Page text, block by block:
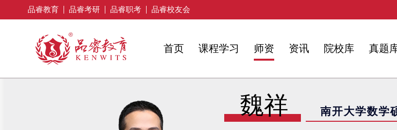
品睿教育 品睿考研 品睿职考 品睿校友会
首页 课程学习 师资 资讯 院校库 真题
魏祥 南开大学数学